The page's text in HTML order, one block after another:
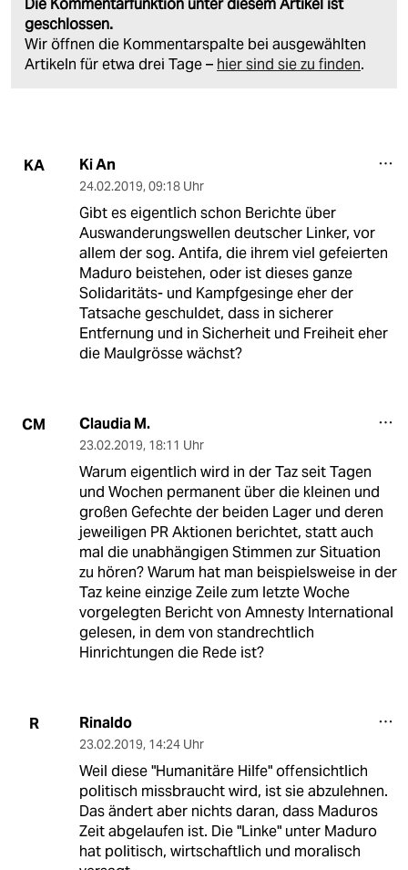
Die Kommentarfunktion unter diesem Artikel ist
geschlossen.
Wir öffnen die Kommentarspalte bei ausgewählten
Artikeln für etwa drei Tage – hier sind sie zu finden.
KA Ki An
24.02.2019, 09:18 Uhr
Gibt es eigentlich schon Berichte über
Auswanderungswellen deutscher Linker, vor
allem der sog. Antifa, die ihrem viel gefeierten
Maduro beistehen, oder ist dieses ganze
Solidaritäts- und Kampfgesinge eher der
Tatsache geschuldet, dass in sicherer
Entfernung und in Sicherheit und Freiheit eher
die Maulgrösse wächst?
CM Claudia M.
23.02.2019, 18:11 Uhr
Warum eigentlich wird in der Taz seit Tagen
und Wochen permanent über die kleinen und
großen Gefechte der beiden Lager und deren
jeweiligen PR Aktionen berichtet, statt auch
mal die unabhängigen Stimmen zur Situation
zu hören? Warum hat man beispielsweise in der
Taz keine einzige Zeile zum letzte Woche
vorgelegten Bericht von Amnesty International
gelesen, in dem von standrechtlich
Hinrichtungen die Rede ist?
R Rinaldo
23.02.2019, 14:24 Uhr
Weil diese "Humanitäre Hilfe" offensichtlich
politisch missbraucht wird, ist sie abzulehnen.
Das ändert aber nichts daran, dass Maduros
Zeit abgelaufen ist. Die "Linke" unter Maduro
hat politisch, wirtschaftlich und moralisch